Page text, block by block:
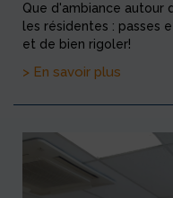
Que d'ambiance
les résidentes : passes
et de bien rigoler!
> En savoir plus